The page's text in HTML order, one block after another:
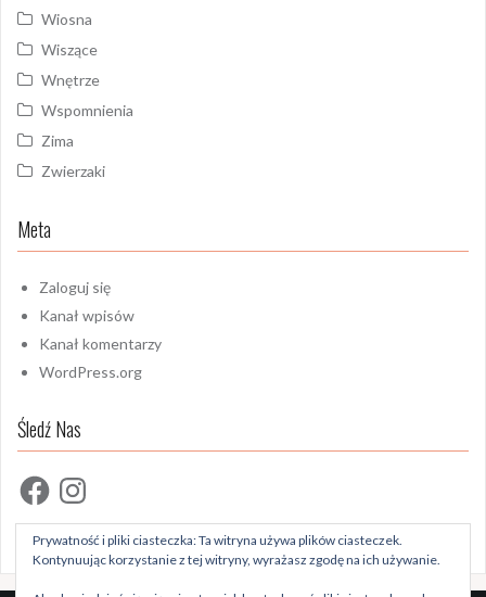
Wiosna
Wiszące
Wnętrze
Wspomnienia
Zima
Zwierzaki
Meta
Zaloguj się
Kanał wpisów
Kanał komentarzy
WordPress.org
Śledź Nas
FacebookInstagram
Prywatność i pliki ciasteczka: Ta witryna używa plików ciasteczek.
Kontynuując korzystanie z tej witryny, wyrażasz zgodę na ich używanie.